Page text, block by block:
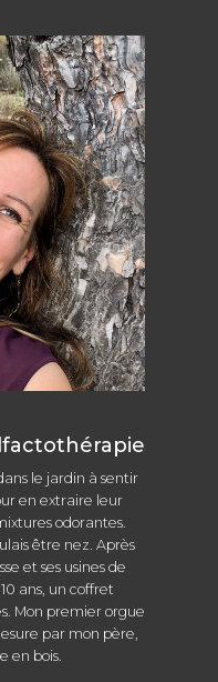
le jardin à sentir
en extraire leur
odorantes.
être nez. Après
et ses usines de
ans, un coffret
Mon premier orgue
par mon père,
en bois.